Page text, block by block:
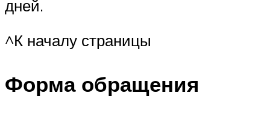
дней.
^К началу страницы
Форма обращения